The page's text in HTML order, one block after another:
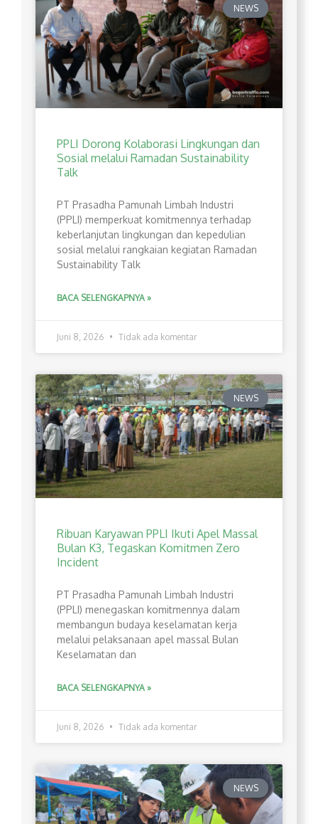
NEWS
PPLI Dorong Kolaborasi Lingkungan dan
Sosial melalui Ramadan Sustainability
Talk
PT Prasadha Pamunah Limbah Industri
(PPLI) memperkuat komitmennya terhadap
keberlanjutan lingkungan dan kepedulian
sosial melalui rangkaian kegiatan Ramadan
Sustainability Talk
BACA SELENGKAPNYA »
Juni 8, 2026 Tidak ada komentar
NEWS
Ribuan Karyawan PPLI Ikuti Apel Massal
Bulan K3, Tegaskan Komitmen Zero
Incident
PT Prasadha Pamunah Limbah Industri
(PPLI) menegaskan komitmennya dalam
membangun budaya keselamatan kerja
melalui pelaksanaan apel massal Bulan
Keselamatan dan
BACA SELENGKAPNYA »
Juni 8, 2026 Tidak ada komentar
NEWS